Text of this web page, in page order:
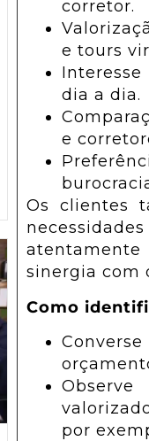
corretor.
e tours
dia a dia.
e
Os clientes
sinergia com
Como
por